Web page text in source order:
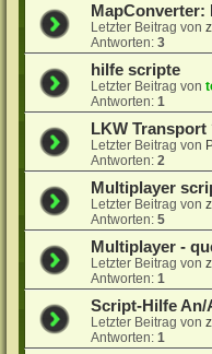
Letzter Beitrag von
Antworten:3
hilfe scripte
Letzter Beitrag von
Antworten:1
LKW Transport
Letzter Beitrag von
Antworten:2
Multiplayer
Letzter Beitrag von
Antworten:5
Multiplayer -
Letzter Beitrag von
Antworten:1
Script-Hilfe An/
Letzter Beitrag von
Antworten:1